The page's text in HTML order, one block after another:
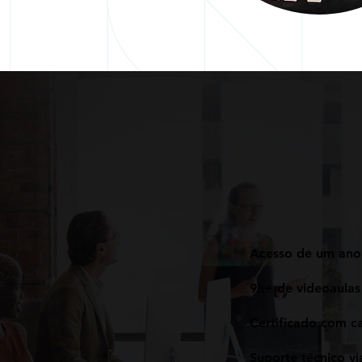
Acesso de um
9h+ de
Certificado com
Suporte técnico